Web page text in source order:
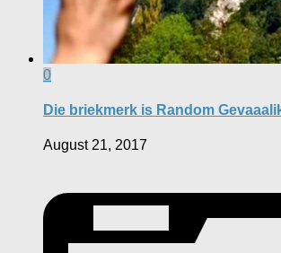
0
Die briekmerk is Random
August 21, 2017